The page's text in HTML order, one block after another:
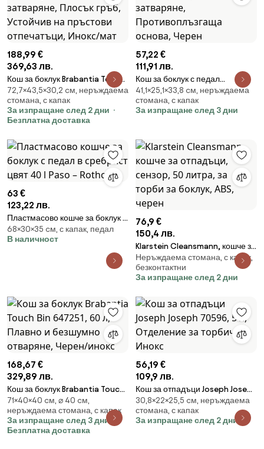
188,99 €
369,63 лв.
Кош за боклук Brabantia Touch
Bin New 649734, 40 л,
Безшумно и плавно затваряне,
Плосък гръб, Устойчив на
пръстови отпечатъци, Инокс/
мат
72,7×43,5×30,2 cм, неръждаема
стомана, с капак
За изпращане след 2 дни
Безплатна доставка
57,22 €
111,91 лв.
Кош за боклук с педал
Brabantia NewIcon 649029, 12
л, Плавно затваряне,
Противоплъзгаща основа,
41,1×25,1×33,8 cм, неръждаема
стомана, с капак
За изпращане след 3 дни
63 €
123,22 лв.
Пластмасово кошче за боклук с
педал в сребрист цвят 40 l Paso
– Rotho
68×30×35 cм, с капак, педал
В наличност
76,9 €
150,4 лв.
Klarstein Cleansmann, кошче за
отпадъци, сензор, 50 литра, за
торби за боклук, ABS, черен
Неръждаема стомана, с капак,
безконтактни
За изпращане след 2 дни
168,67 €
329,89 лв.
Кош за боклук Brabantia Touch
Bin 647251, 60 л, Плавно и
безшумно отваряне, Черен/
инокс
71×40×40 cм, ⌀ 40 cм,
неръждаема стомана, с капак
За изпращане след 3 дни
Безплатна доставка
56,19 €
109,9 лв.
Кош за отпадъци Joseph Joseph
70596, 5 л, Отделение за
торбички, Инокс
30,8×22×25,5 cм, неръждаема
стомана, с капак
За изпращане след 2 дни